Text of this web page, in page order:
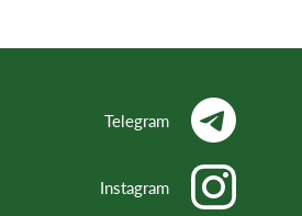
Telegram
Instagram